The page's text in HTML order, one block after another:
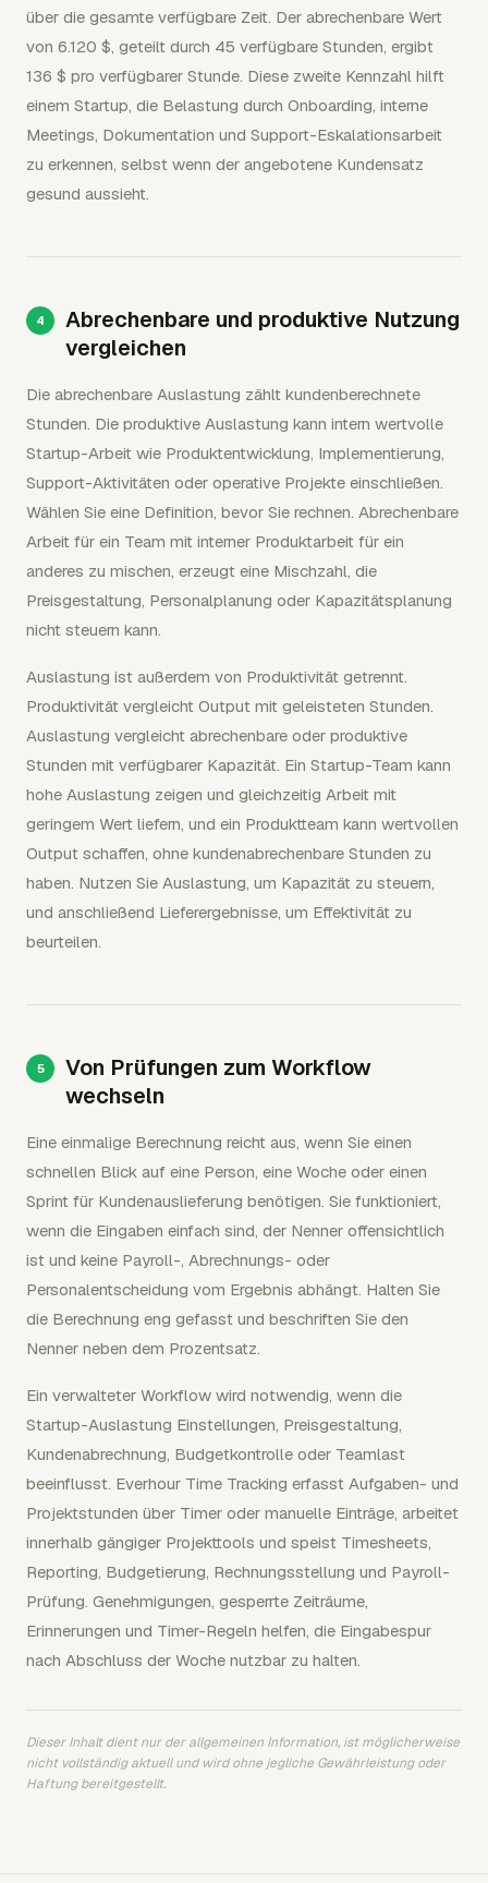
über die gesamte verfügbare Zeit. Der abrechenbare Wert
von 6.120 $, geteilt durch 45 verfügbare Stunden, ergibt
136 $ pro verfügbarer Stunde. Diese zweite Kennzahl hilft
einem Startup, die Belastung durch Onboarding, interne
Meetings, Dokumentation und Support-Eskalationsarbeit
zu erkennen, selbst wenn der angebotene Kundensatz
gesund aussieht.
Abrechenbare und produktive Nutzung
vergleichen
Die abrechenbare Auslastung zählt kundenberechnete
Stunden. Die produktive Auslastung kann intern wertvolle
Startup-Arbeit wie Produktentwicklung, Implementierung,
Support-Aktivitäten oder operative Projekte einschließen.
Wählen Sie eine Definition, bevor Sie rechnen. Abrechenbare
Arbeit für ein Team mit interner Produktarbeit für ein
anderes zu mischen, erzeugt eine Mischzahl, die
Preisgestaltung, Personalplanung oder Kapazitätsplanung
nicht steuern kann.
Auslastung ist außerdem von Produktivität getrennt.
Produktivität vergleicht Output mit geleisteten Stunden.
Auslastung vergleicht abrechenbare oder produktive
Stunden mit verfügbarer Kapazität. Ein Startup-Team kann
hohe Auslastung zeigen und gleichzeitig Arbeit mit
geringem Wert liefern, und ein Produktteam kann wertvollen
Output schaffen, ohne kundenabrechenbare Stunden zu
haben. Nutzen Sie Auslastung, um Kapazität zu steuern,
und anschließend Lieferergebnisse, um Effektivität zu
beurteilen.
Von Prüfungen zum Workflow
wechseln
Eine einmalige Berechnung reicht aus, wenn Sie einen
schnellen Blick auf eine Person, eine Woche oder einen
Sprint für Kundenauslieferung benötigen. Sie funktioniert,
wenn die Eingaben einfach sind, der Nenner offensichtlich
ist und keine Payroll-, Abrechnungs- oder
Personalentscheidung vom Ergebnis abhängt. Halten Sie
die Berechnung eng gefasst und beschriften Sie den
Nenner neben dem Prozentsatz.
Ein verwalteter Workflow wird notwendig, wenn die
Startup-Auslastung Einstellungen, Preisgestaltung,
Kundenabrechnung, Budgetkontrolle oder Teamlast
beeinflusst. Everhour Time Tracking erfasst Aufgaben- und
Projektstunden über Timer oder manuelle Einträge, arbeitet
innerhalb gängiger Projekttools und speist Timesheets,
Reporting, Budgetierung, Rechnungsstellung und Payroll-
Prüfung. Genehmigungen, gesperrte Zeiträume,
Erinnerungen und Timer-Regeln helfen, die Eingabespur
nach Abschluss der Woche nutzbar zu halten.
Dieser Inhalt dient nur der allgemeinen Information, ist möglicherweise
nicht vollständig aktuell und wird ohne jegliche Gewährleistung oder
Haftung bereitgestellt.